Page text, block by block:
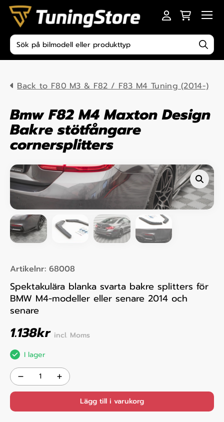
Skip to content
Produktsökning
Back to F80 M3 & F82 / F83 M4 Tuning (2014-)
Bmw F82 M4 Maxton Design
Bakre stötfångare
cornersplitters
Artikelnr: 68008
Spektakulära blanka svarta bakre splitters för
BMW M4-modeller eller senare 2014 och
senare
1.138kr incl. Moms
I lager
Lägg till i varukorg